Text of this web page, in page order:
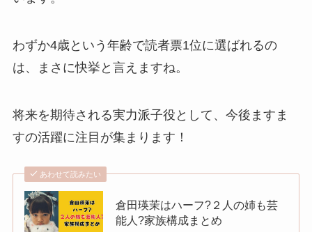
わずか4歳という年齢で読者票1位に選ばれるの
は、まさに快挙と言えますね。
将来を期待される実力派子役として、今後ますま
すの活躍に注目が集まります！
あわせて読みたい
倉田瑛茉はハーフ?２人の姉も芸
能人?家族構成まとめ